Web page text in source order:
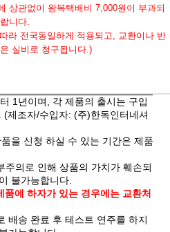
상관없이 왕복택배비 7,000원이 부과되
니다.
라 전국동일하게 적용되고, 교환이나 반
실비로 청구됩니다.)
1년이며, 각 제품의 출시는 구입
제조자/수입자: (주)한독인터네셔
을 신청 하실 수 있는 기간은 제품
주의로 인해 상품의 가치가 훼손되
불가능합니다.
에 하자가 있는 경우에는 교환처
배송 완료 후 테스트 연주를 하지